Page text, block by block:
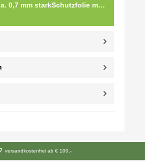
0,7 mm starkSchutzfolie m…
versandkostenfrei ab € 100,-